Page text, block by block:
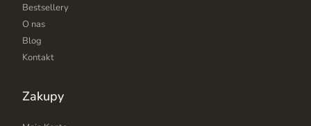
Bestsellery
O nas
Blog
Kontakt
Zakupy